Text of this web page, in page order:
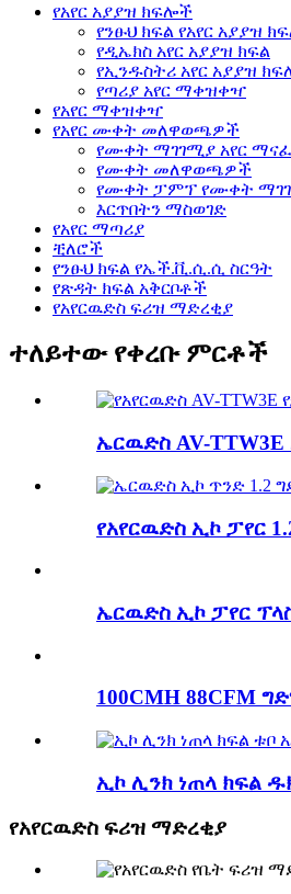
የአየር አያያዝ ክፍሎች
የንፁህ ክፍል የአየር አያያዝ
የዲኤክስ አየር አያያዝ ክፍል
የኢንዱስትሪ አየር አያያዝ
የጣሪያ አየር ማቀዝቀዣ
የአየር ማቀዝቀዣ
የአየር ሙቀት መለዋወጫዎች
የሙቀት ማገገሚያ አየር
የሙቀት መለዋወጫዎች
የሙቀት ፓምፕ የሙቀት
እርጥበትን ማስወገድ
የአየር ማጣሪያ
ቺለሮች
የንፁህ ክፍል የኤች.ቪ.ሲ.ሲ ስርዓት
የጽዳት ክፍል አቅርቦቶች
የአየርዉድስ ፍሪዝ ማድረቂያ
ተለይተው የቀረቡ ምርቶች
ኤርዉድስ AV-
የአየርዉድስ ኢኮ ፓየር
ኤርዉድስ ኢኮ ፓየር
100CMH 88CFM
ኢኮ ሊንክ ነጠላ ክፍል
የአየርዉድስ ፍሪዝ ማድረቂያ